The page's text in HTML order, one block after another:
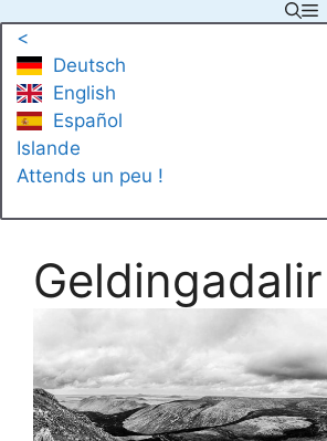
content
<
Deutsch
English
Español
Islande
Attends un peu !
Geldingadalir